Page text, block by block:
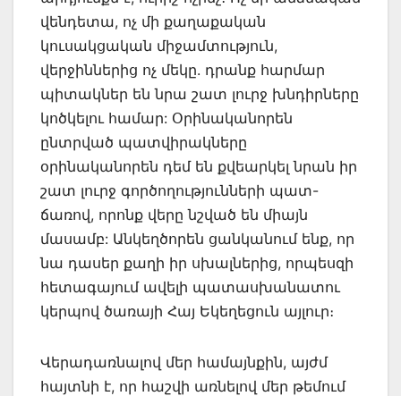
վենդետա, ոչ մի քաղաքական
կուսակցական միջամտություն,
վերջիններից ոչ մեկը. դրանք հարմար
պիտակներ են նրա շատ լուրջ խնդիրները
կոծկելու համար: Օրինականորեն
ընտրված պատվիրակները
օրինականորեն դեմ են քվեարկել նրան իր
շատ լուրջ գործողությունների պատ-
ճառով, որոնք վերը նշված են միայն
մասամբ: Անկեղծորեն ցանկանում ենք, որ
նա դասեր քաղի իր սխալներից, որպեսզի
հետագայում ավելի պատասխանատու
կերպով ծառայի Հայ Եկեղեցուն այլուր։
Վերադառնալով մեր համայնքին, այժմ
հայտնի է, որ հաշվի առնելով մեր թեմում